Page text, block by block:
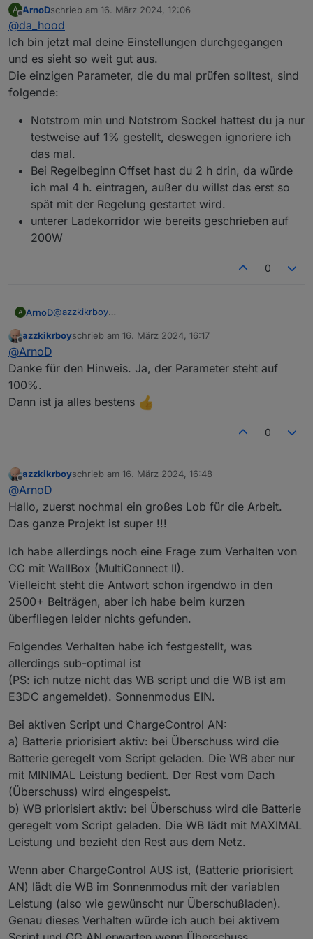
Achso… ja das meine ich, das brauche ich aber
A
Offline
ArnoDschrieb am 16. März 2024, 12:06
zuletzt editiert von
@da_hood
Ich bin jetzt mal deine Einstellungen durchgegangen
und es sieht so weit gut aus.
Die einzigen Parameter, die du mal prüfen solltest, sind
folgende:
Notstrom min und Notstrom Sockel hattest du ja nur
testweise auf 1% gestellt, deswegen ignoriere ich
das mal.
Bei Regelbeginn Offset hast du 2 h drin, da würde
ich mal 4 h. eintragen, außer du willst das erst so
spät mit der Regelung gestartet wird.
unterer Ladekorridor wie bereits geschrieben auf
200W
0
A ArnoD@azzkikrboy
Dann kannst du immer noch die Prognose und die
langsam auf die 100% laden.
Bitte dann aber prüfen, ob bei der Objekt-ID
rscp Adapter 100% drinsteht. Denn diesen Wert
Offline
azzkikrboyschrieb am 16. März 2024, 16:17
zuletzt editiert von
@ArnoD
Danke für den Hinweis. Ja, der Parameter steht auf
100%.
Dann ist ja alles bestens
0
Offline
azzkikrboyschrieb am 16. März 2024, 16:48
zuletzt editiert von
@ArnoD
Hallo, zuerst nochmal ein großes Lob für die Arbeit.
Das ganze Projekt ist super !!!
Ich habe allerdings noch eine Frage zum Verhalten von
CC mit WallBox (MultiConnect II).
Vielleicht steht die Antwort schon irgendwo in den
2500+ Beiträgen, aber ich habe beim kurzen
überfliegen leider nichts gefunden.
Folgendes Verhalten habe ich festgestellt, was
allerdings sub-optimal ist
(PS: ich nutze nicht das WB script und die WB ist am
E3DC angemeldet). Sonnenmodus EIN.
Bei aktiven Script und ChargeControl AN:
a) Batterie priorisiert aktiv: bei Überschuss wird die
Batterie geregelt vom Script geladen. Die WB aber nur
mit MINIMAL Leistung bedient. Der Rest vom Dach
(Überschuss) wird eingespeist.
b) WB priorisiert aktiv: bei Überschuss wird die Batterie
geregelt vom Script geladen. Die WB lädt mit MAXIMAL
Leistung und bezieht den Rest aus dem Netz.
Wenn aber ChargeControl AUS ist, (Batterie priorisiert
AN) lädt die WB im Sonnenmodus mit der variablen
Leistung (also wie gewünscht nur Überschußladen).
Genau dieses Verhalten würde ich auch bei aktivem